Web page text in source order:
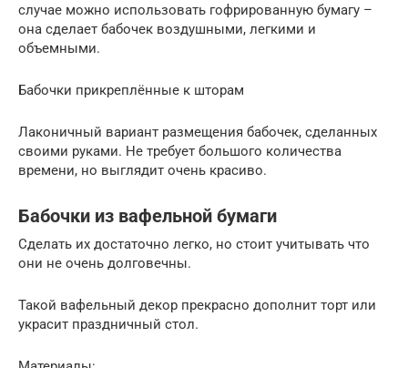
случае можно использовать гофрированную бумагу –
она сделает бабочек воздушными, легкими и
объемными.
Бабочки прикреплённые к шторам
Лаконичный вариант размещения бабочек, сделанных
своими руками. Не требует большого количества
времени, но выглядит очень красиво.
Бабочки из вафельной бумаги
Сделать их достаточно легко, но стоит учитывать что
они не очень долговечны.
Такой вафельный декор прекрасно дополнит торт или
украсит праздничный стол.